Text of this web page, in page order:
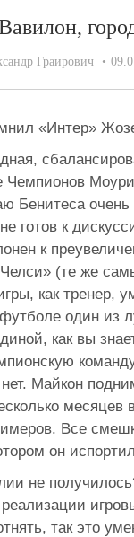
Граирович
«Интер»
Чемпионов
Бенитеса
готов к
к
(те же
как тренер,
один из
как вы
Майкон
месяцев
Все
он
не
так это